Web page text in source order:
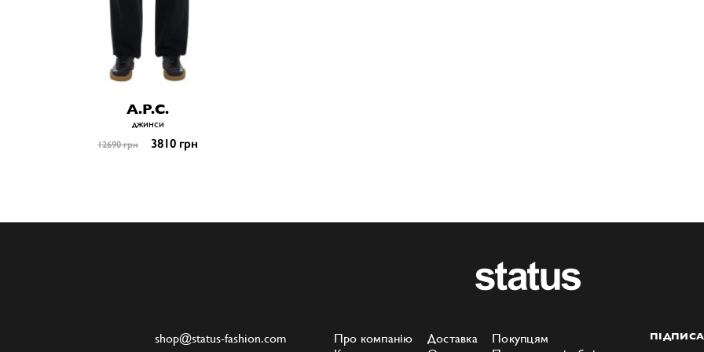
A.P.C.
джинси
12690 грн 3810 грн
Про компанію
Доставка
Покупцям
shop@status-fashion.com